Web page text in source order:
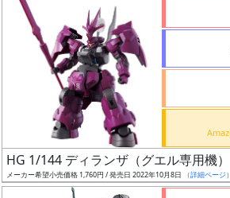
ル
HG 1/144 ディランザ（グエル専用機）
メーカー希望小売価格 1,760円 / 発売日 2022年10月8日 （詳細ページ）